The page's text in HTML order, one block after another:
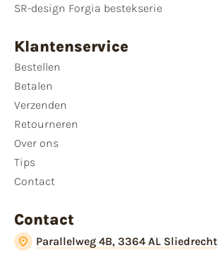
SR-design Forgia bestekserie
Klantenservice
Bestellen
Betalen
Verzenden
Retourneren
Over ons
Tips
Contact
Contact
Parallelweg 4B, 3364 AL Sliedrecht